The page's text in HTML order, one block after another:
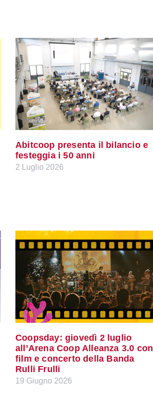
Abitcoop presenta il bilancio e
festeggia i 50 anni
2 Luglio 2026
Coopsday: giovedì 2 luglio
all’Arena Coop Alleanza 3.0 con
film e concerto della Banda
Rulli Frulli
19 Giugno 2026